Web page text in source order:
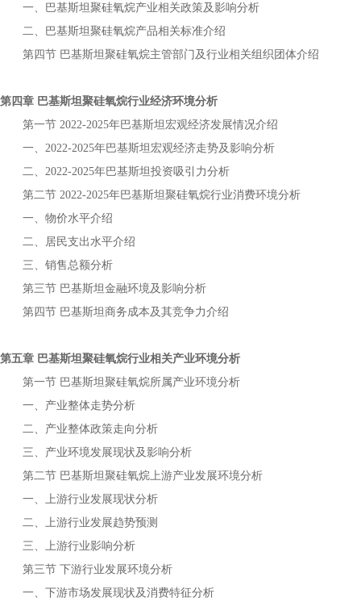
一、
巴基斯坦聚硅氧烷产业相关政策及影响分析
二、
巴基斯坦聚硅氧烷产品相关标准介绍
第四节 巴基斯坦聚硅氧烷主管部门及行业相关组织团体介绍
第四章 巴基斯坦聚硅氧烷行业经济环境分析
第一节 2022-2025年巴基斯坦 宏观经济发展情况介绍
一、 2022-2025年巴基斯坦 宏观经济走势及影响分析
二、 2022-2025年巴基斯坦投资吸引力分析
第二节 2022-2025年巴基斯坦聚硅氧烷行业消费环境分析
一、物价水平介绍
二、居民支出水平介绍
三、销售总额分析
第三节 巴基斯坦金融环境及影响分析
第四节 巴基斯坦商务成本及其竞争力介绍
第五章 巴基斯坦聚硅氧烷行业相关产业环境分析
第一节 巴基斯坦聚硅氧烷所属产业环境分析
一、产业整体走势分析
二、产业整体政策走向分析
三、产业环境发展现状及影响分析
第二节 巴基斯坦聚硅氧烷 上游产业发展环境分析
一、上游行业发展现状分析
二、上游行业发展趋势预测
三、上游行业影响分析
第三节 下游行业发展环境分析
一、下游市场发展现状及消费特征分析